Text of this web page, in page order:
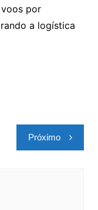
por
a logística
Próximo